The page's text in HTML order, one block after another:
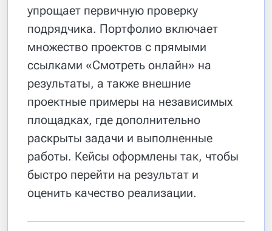
упрощает первичную проверку
подрядчика. Портфолио включает
множество проектов с прямыми
ссылками «Смотреть онлайн» на
результаты, а также внешние
проектные примеры на независимых
площадках, где дополнительно
раскрыты задачи и выполненные
работы. Кейсы оформлены так, чтобы
быстро перейти на результат и
оценить качество реализации.